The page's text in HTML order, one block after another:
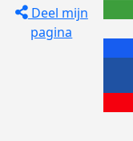
Deel mijn
pagina